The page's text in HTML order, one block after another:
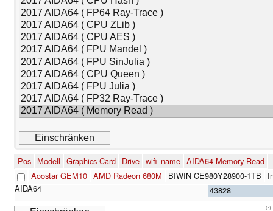
Pos Modell Graphics Card Drive wifi_name AIDA64 Memory Read
Aoostar GEM10 AMD Radeon 680M BIWIN CE980Y28900-1TB
43828
(-)